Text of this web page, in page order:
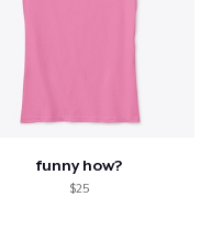
funny how?
$25